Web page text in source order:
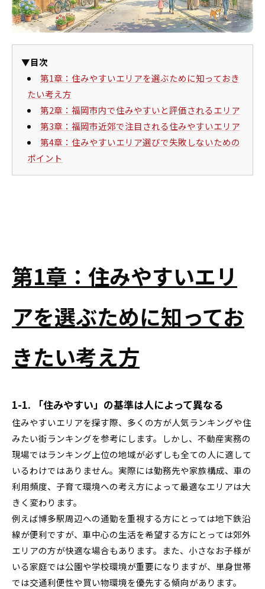
▼目次
第1章：住みやすいエリアを選ぶために知っておき
たい考え方
第2章：福岡市内で住みやすいと評価されるエリア
第3章：福岡市近郊で注目される住みやすいエリア
第4章：住みやすいエリア選びで失敗しないための
ポイント
第1章：住みやすいエリ
アを選ぶために知ってお
きたい考え方
1-1. 「住みやすい」の基準は人によって異なる
住みやすいエリアを探す際、多くの方が人気ランキングや住
みたい街ランキングを参考にします。しかし、不動産実務の
現場ではランキング上位の地域が必ずしも全ての人に適して
いるわけではありません。実際には勤務先や家族構成、車の
利用頻度、子育て環境への考え方によって最適なエリアは大
きく変わります。
例えば博多駅周辺への通勤を重視する方にとっては地下鉄沿
線が便利ですが、車中心の生活を希望する方にとっては郊外
エリアの方が快適な場合もあります。また、小さなお子様が
いる家庭では公園や学校環境が重要になりますが、単身世帯
では交通利便性や買い物環境を優先する傾向があります。